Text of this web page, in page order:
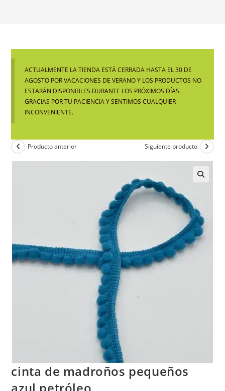
ACTUALMENTE LA TIENDA ESTÁ CERRADA HASTA EL 30 DE
AGOSTO POR VACACIONES DE VERANO Y LOS PRODUCTOS NO
ESTARÁN DISPONIBLES DURANTE LOS PRÓXIMOS DÍAS.
GRACIAS POR TU PACIENCIA Y SENTIMOS CUALQUIER
INCONVENIENTE.
Producto anterior Siguiente producto
cinta de madroños pequeños
azul petróleo